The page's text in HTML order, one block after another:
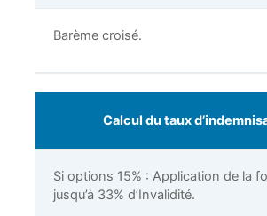
Barème croisé.
Calcul du taux
Si options 15% : Application de la
jusqu’à 33% d’Invalidité.